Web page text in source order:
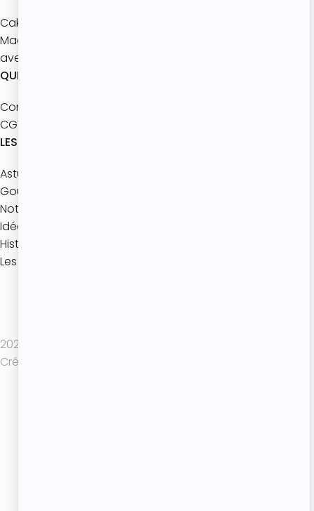
Cake Design Master
Macarons
avec les enfants
QUI SOMMES-NOUS ?
Contact
CGV
LES ACTUALITÉS
Astuces pâtisserie
Gourmandise de Saison
Notre jeu mobile
Idées gourmandes
Histoires de Desserts
Les coulisses de l’Atelier
2025 Atelier de Roxane - Tout droits réservés -
Création de site internet : Actif Digital